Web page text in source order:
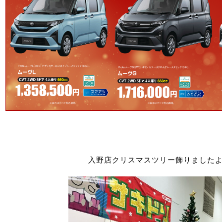
入野店クリスマスツリー飾りました